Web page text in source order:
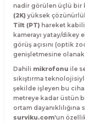
nadir görülen üçlü bir
(2K) yüksek
Tilt (PT) hareket
kamerayı yatay/dikey
görüş açısını (optik
genişletmesine olanak
Dahili mikrofonu ile
sıkıştırma
şekilde işleyen bu
metreye kadar üstün
ortam
surviku.com'un